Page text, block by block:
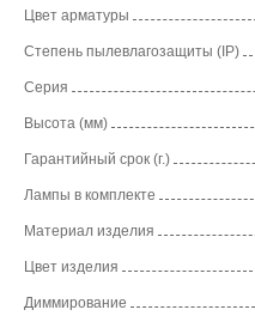
Цвет арматуры
Степень пылевлагозащиты (IP)
Серия
Высота (мм)
Гарантийный срок (г.)
Лампы в комплекте
Материал изделия
Цвет изделия
Диммирование